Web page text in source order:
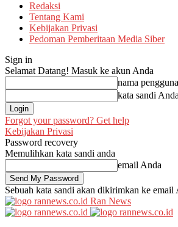
Redaksi
Tentang Kami
Kebijakan Privasi
Pedoman Pemberitaan Media Siber
Sign in
Selamat Datang! Masuk ke akun Anda
nama pengguna
kata sandi Anda
Forgot your password? Get help
Kebijakan Privasi
Password recovery
Memulihkan kata sandi anda
email Anda
Sebuah kata sandi akan dikirimkan ke email
Ran News